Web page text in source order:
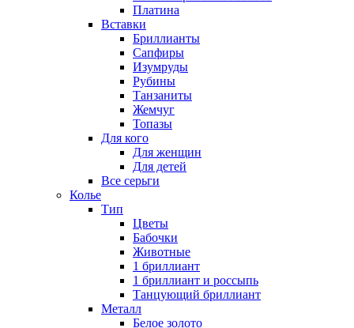
Платина
Вставки
Бриллианты
Сапфиры
Изумруды
Рубины
Танзаниты
Жемчуг
Топазы
Для кого
Для женщин
Для детей
Все серьги
Колье
Тип
Цветы
Бабочки
Животные
1 бриллиант
1 бриллиант и россыпь
Танцующий бриллиант
Металл
Белое золото